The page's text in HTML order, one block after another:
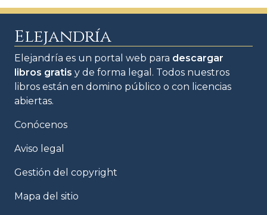
Elejandría
Elejandría es un portal web para descargar
libros gratis y de forma legal. Todos nuestros
libros están en domino público o con licencias
abiertas.
Conócenos
Aviso legal
Gestión del copyright
Mapa del sitio